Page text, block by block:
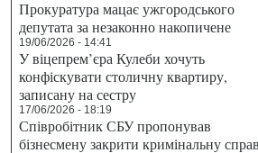
Прокуратура мацає ужгородського
депутата за незаконно накопичене
19/06/2026 - 14:41
У віцепрем’єра Кулеби хочуть
конфіскувати столичну квартиру,
записану на сестру
17/06/2026 - 18:19
Співробітник СБУ пропонував
бізнесмену закрити кримінальну